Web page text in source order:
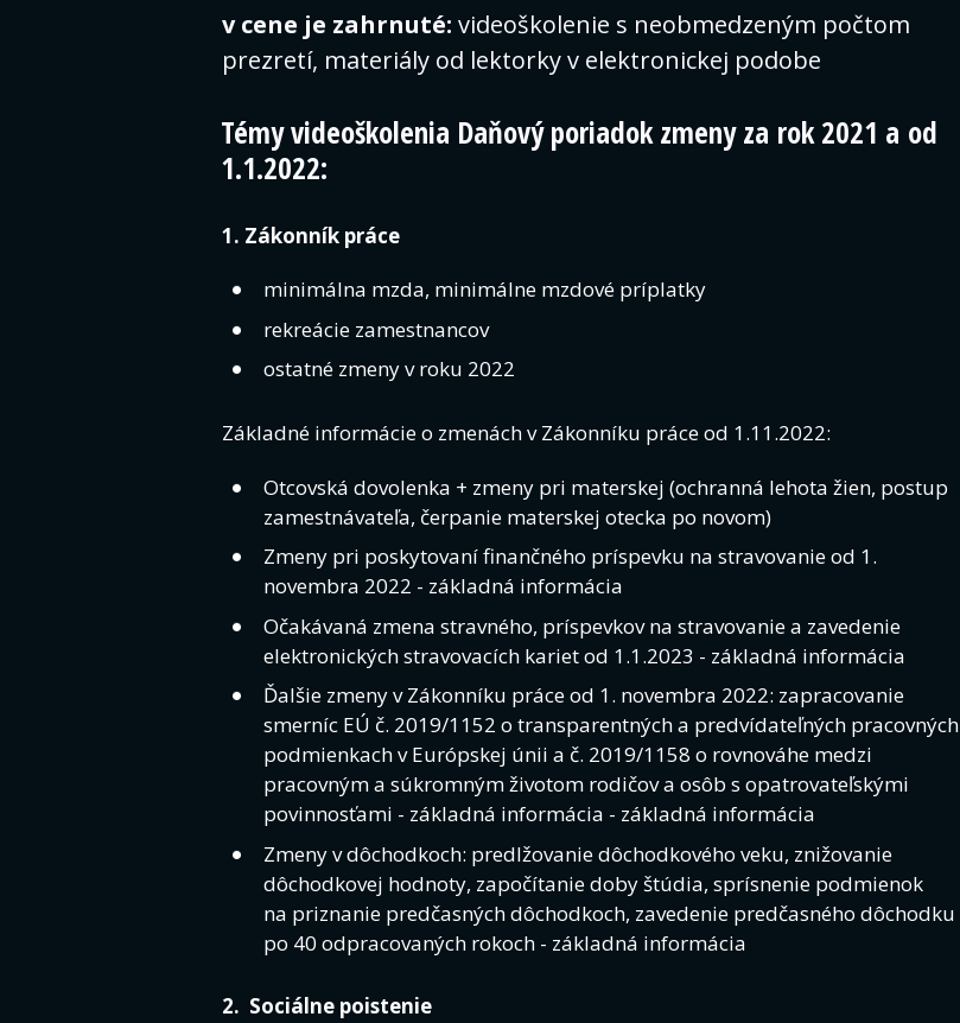
v cene je zahrnuté: videoškolenie s neobmedzeným počtom
prezretí, materiály od lektorky v elektronickej podobe
Témy videoškolenia Daňový poriadok zmeny za rok 2021 a od
1.1.2022:
1. Zákonník práce
minimálna mzda, minimálne mzdové príplatky
rekreácie zamestnancov
ostatné zmeny v roku 2022
Základné informácie o zmenách v Zákonníku práce od 1.11.2022:
Otcovská dovolenka + zmeny pri materskej (ochranná lehota žien, postup
zamestnávateľa, čerpanie materskej otecka po novom)
Zmeny pri poskytovaní finančného príspevku na stravovanie od 1.
novembra 2022 - základná informácia
Očakávaná zmena stravného, príspevkov na stravovanie a zavedenie
elektronických stravovacích kariet od 1.1.2023 - základná informácia
Ďalšie zmeny v Zákonníku práce od 1. novembra 2022: zapracovanie
smerníc EÚ č. 2019/1152 o transparentných a predvídateľných pracovných
podmienkach v Európskej únii a č. 2019/1158 o rovnováhe medzi
pracovným a súkromným životom rodičov a osôb s opatrovateľskými
povinnosťami - základná informácia - základná informácia
Zmeny v dôchodkoch: predlžovanie dôchodkového veku, znižovanie
dôchodkovej hodnoty, započítanie doby štúdia, sprísnenie podmienok
na priznanie predčasných dôchodkoch, zavedenie predčasného dôchodku
po 40 odpracovaných rokoch - základná informácia
2. Sociálne poistenie